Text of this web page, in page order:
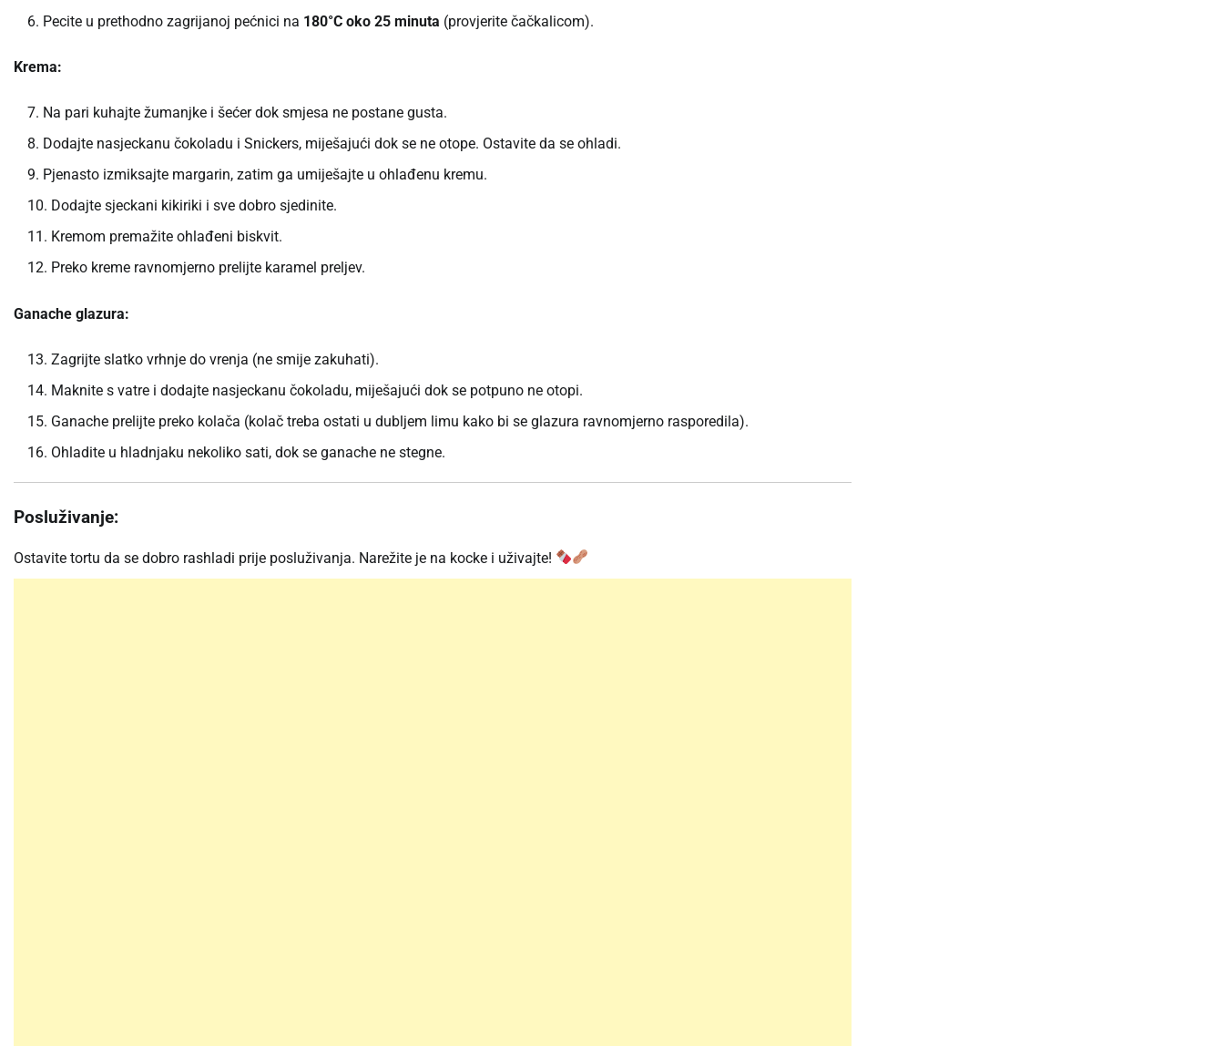
Pecite u prethodno zagrijanoj pećnici na 180°C oko 25 minuta (provjerite čačkalicom).
Krema:
Na pari kuhajte žumanjke i šećer dok smjesa ne postane gusta.
Dodajte nasjeckanu čokoladu i Snickers, miješajući dok se ne otope. Ostavite da se ohladi.
Pjenasto izmiksajte margarin, zatim ga umiješajte u ohlađenu kremu.
Dodajte sjeckani kikiriki i sve dobro sjedinite.
Kremom premažite ohlađeni biskvit.
Preko kreme ravnomjerno prelijte karamel preljev.
Ganache glazura:
Zagrijte slatko vrhnje do vrenja (ne smije zakuhati).
Maknite s vatre i dodajte nasjeckanu čokoladu, miješajući dok se potpuno ne otopi.
Ganache prelijte preko kolača (kolač treba ostati u dubljem limu kako bi se glazura ravnomjerno rasporedila).
Ohladite u hladnjaku nekoliko sati, dok se ganache ne stegne.
Posluživanje:
Ostavite tortu da se dobro rashladi prije posluživanja. Narežite je na kocke i uživajte!